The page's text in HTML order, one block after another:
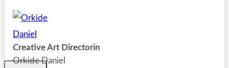
Creative Art Directorin
Orkide Daniel